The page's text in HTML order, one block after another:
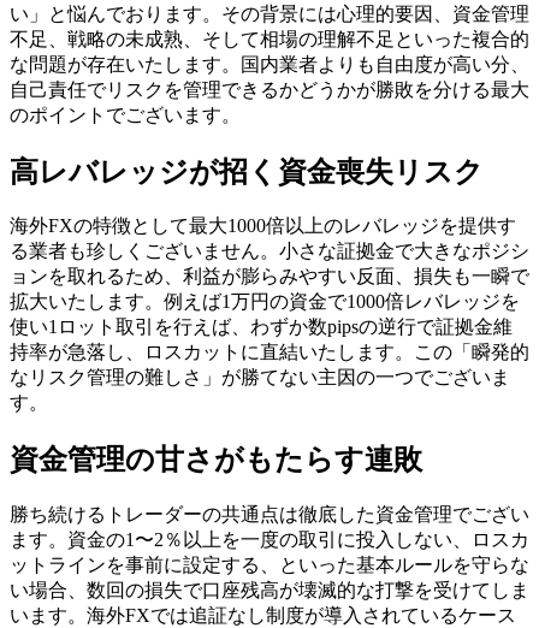
い」と悩んでおります。その背景には心理的要因、資金管理
不足、戦略の未成熟、そして相場の理解不足といった複合的
な問題が存在いたします。国内業者よりも自由度が高い分、
自己責任でリスクを管理できるかどうかが勝敗を分ける最大
のポイントでございます。
高レバレッジが招く資金喪失リスク
海外FXの特徴として最大1000倍以上のレバレッジを提供す
る業者も珍しくございません。小さな証拠金で大きなポジシ
ョンを取れるため、利益が膨らみやすい反面、損失も一瞬で
拡大いたします。例えば1万円の資金で1000倍レバレッジを
使い1ロット取引を行えば、わずか数pipsの逆行で証拠金維
持率が急落し、ロスカットに直結いたします。この「瞬発的
なリスク管理の難しさ」が勝てない主因の一つでございま
す。
資金管理の甘さがもたらす連敗
勝ち続けるトレーダーの共通点は徹底した資金管理でござい
ます。資金の1〜2％以上を一度の取引に投入しない、ロスカ
ットラインを事前に設定する、といった基本ルールを守らな
い場合、数回の損失で口座残高が壊滅的な打撃を受けてしま
います。海外FXでは追証なし制度が導入されているケース